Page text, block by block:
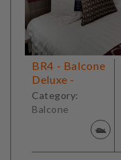
BR4 - Balcone
Deluxe -
Category:
Balcone